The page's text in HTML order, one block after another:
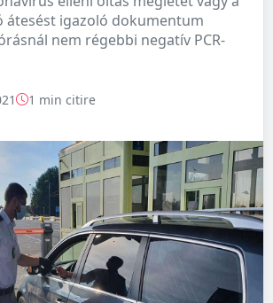
átesést igazoló dokumentum
nem régebbi negatív PCR-
1 min citire